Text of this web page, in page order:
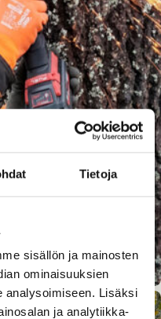
Tietoja
sisällön ja mainosten
ominaisuuksien
analysoimiseen. Lisäksi
ja analytiikka-